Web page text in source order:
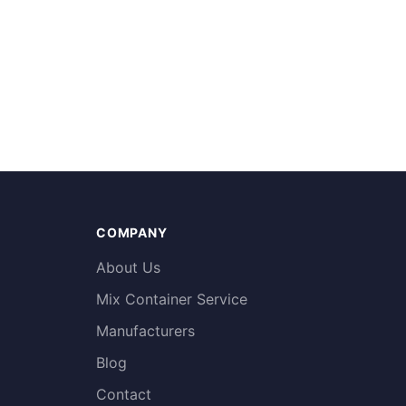
COMPANY
About Us
Mix Container Service
Manufacturers
Blog
Contact